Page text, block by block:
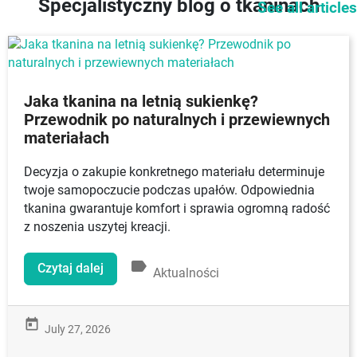
Specjalistyczny blog o tkaninach
See all articles
Jaka tkanina na letnią sukienkę?
Przewodnik po naturalnych i przewiewnych
materiałach
Decyzja o zakupie konkretnego materiału determinuje
twoje samopoczucie podczas upałów. Odpowiednia
tkanina gwarantuje komfort i sprawia ogromną radość
z noszenia uszytej kreacji.
Czytaj dalej label Aktualności
today July 27, 2026